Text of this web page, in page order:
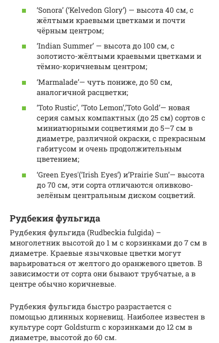
‘Sonora’ (‘Kelvedon Glory’) — высота 40 см, с
жёлтыми краевыми цветками и почти
чёрным центром;
‘Indian Summer’ — высота до 100 см, с
золотисто-жёлтыми краевыми цветками и
тёмно-коричневым центром;
‘Marmalade’— чуть пониже, до 50 см,
аналогичной расцветки;
‘Toto Rustic’, ‘Toto Lemon’,’Toto Gold’— новая
серия самых компактных (до 25 см) сортов с
миниатюрными соцветиями до 5—7 см в
диаметре, различной окраски, с прекрасным
габитусом и очень продолжительным
цветением;
‘Green Eyes'(‘Irish Eyes’) и’Prairie Sun’— высота
до 70 см, эти сорта отличаются оливково-
зелёным центральным диском соцветий.
Pудбекия фульгида
Pудбекия фульгида (Rudbeckia fulgida) –
многолетник высотой до 1 м с корзинками до 7 см в
диаметре. Краевые язычковые цветки могут
варьироваться от желтого до оранжевого цветов. В
зависимости от сорта они бывают трубчатые, а в
центре обычно коричневые.
Pудбекия фульгида быстро разрастается с
помощью длинных корневищ. Наиболее известен в
культуре сорт Goldsturm с корзинками до 12 см в
диаметре, высотой до 60 см.